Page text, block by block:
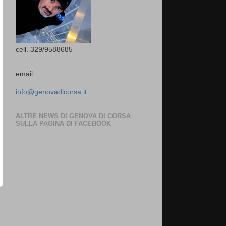
cell. 329/9588685
email:
info@genovadicorsa.it
ALTRE NEWS DI GENOVA DI CORSA
SULLA PAGINA DI FACEBOOK